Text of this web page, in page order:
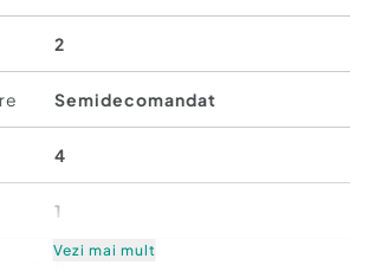
de apartamente
2
Semidecomandat
4
1
Vezi mai mult